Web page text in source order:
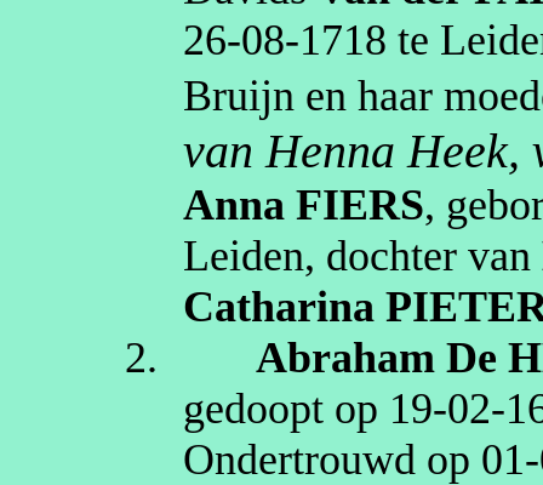
26‑08‑1718 te
Bruijn en haar
van Henna Heek,
Anna FIERS,
Leiden, dochter van
Catharina
2.
Abraham De
gedoopt op
Ondertrouwd op